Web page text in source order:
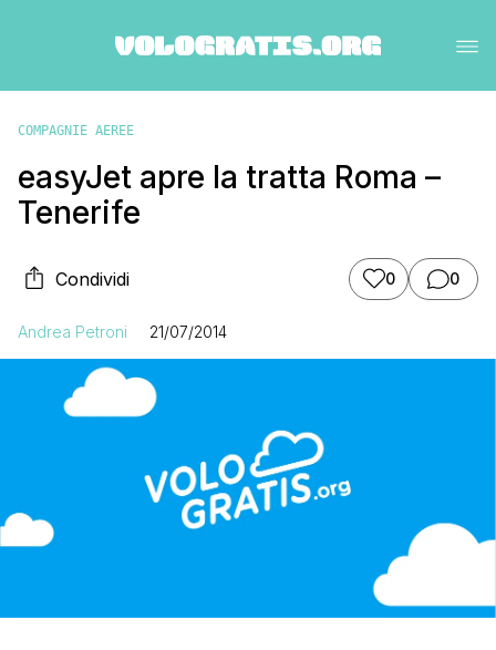
COMPAGNIE AEREE
easyJet apre la tratta Roma –
Tenerife
Condividi 0 0
Andrea Petroni 21/07/2014